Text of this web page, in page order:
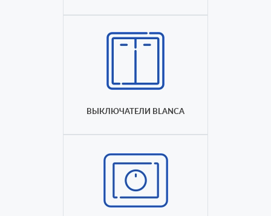
ВЫКЛЮЧАТЕЛИ BLANCA